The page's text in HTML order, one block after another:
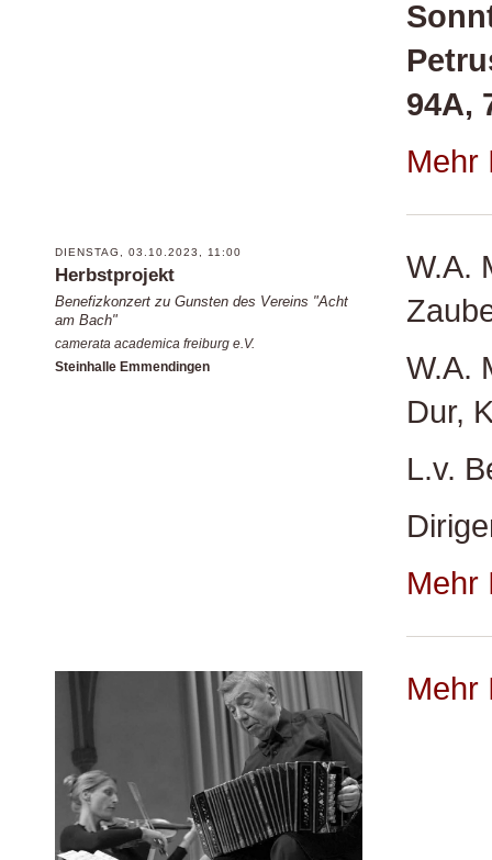
94A,
Mehr
DIENSTAG, 03.10.2023, 11:00
Herbstprojekt
Benefizkonzert zu Gunsten des Vereins "Acht
am Bach"
camerata academica freiburg e.V.
Steinhalle Emmendingen
W.A.
W.A.
Dur,
L.v.
Mehr
Mehr